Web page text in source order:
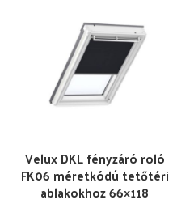
Velux DKL fényzáró roló
FK06 méretkódú tetőtéri
ablakokhoz 66×118